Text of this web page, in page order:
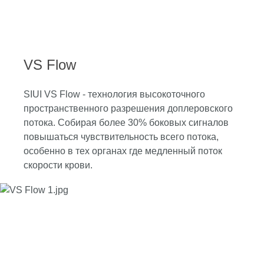
VS Flow
SIUI VS Flow - технология высокоточного
пространственного разрешения доплеровского
потока. Собирая более 30% боковых сигналов
повышаться чувствительность всего потока,
особенно в тех органах где медленный поток
скорости крови.